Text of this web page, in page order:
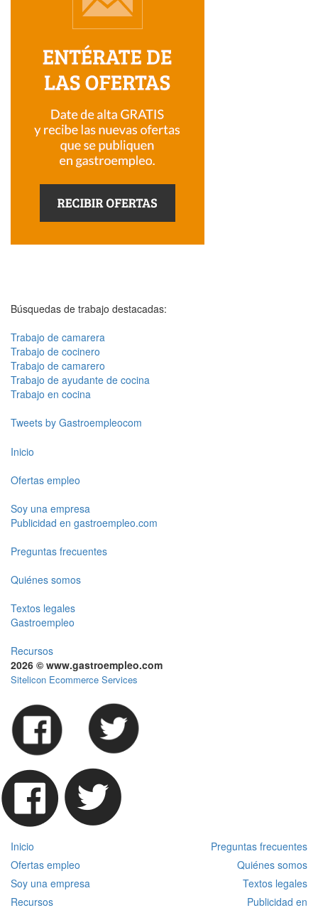
Búsquedas de trabajo destacadas:
Trabajo de camarera
Trabajo de cocinero
Trabajo de camarero
Trabajo de ayudante de cocina
Trabajo en cocina
Tweets by Gastroempleocom
Inicio
Ofertas empleo
Soy una empresa
Publicidad en gastroempleo.com
Preguntas frecuentes
Quiénes somos
Textos legales
Gastroempleo
Recursos
2026 © www.gastroempleo.com
Sitelicon Ecommerce Services
Inicio
Preguntas frecuentes
Ofertas empleo
Quiénes somos
Soy una empresa
Textos legales
Recursos
Publicidad en